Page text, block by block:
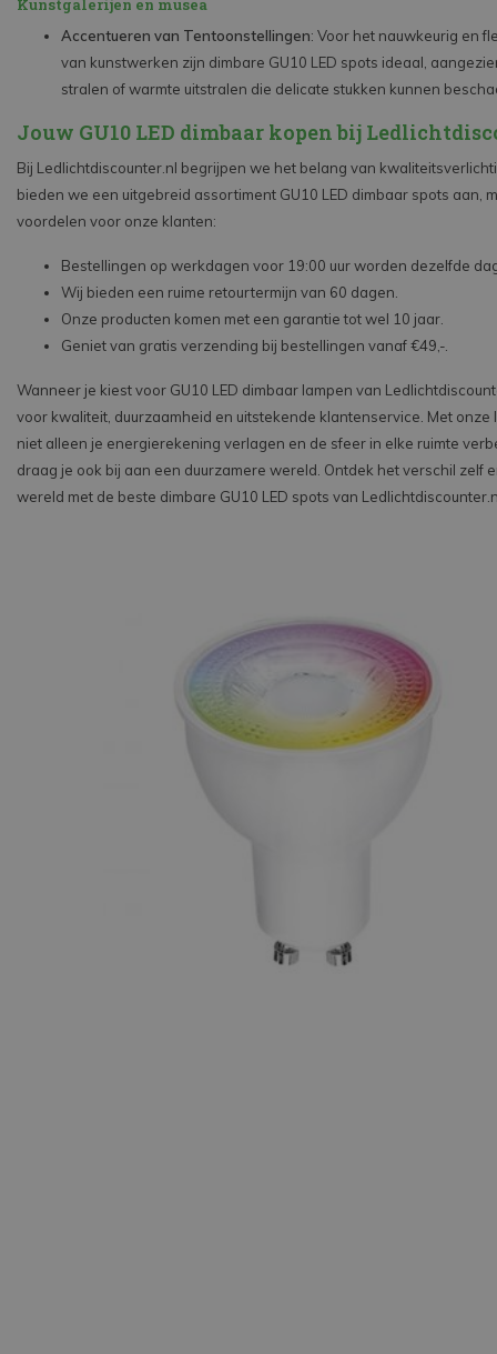
Kunstgalerijen en musea
Accentueren van Tentoonstellingen: Voor het nauwkeurig en
van kunstwerken zijn dimbare GU10 LED spots ideaal,
stralen of warmte uitstralen die delicate stukken kunnen
Jouw GU10 LED dimbaar kopen bij
Bij Ledlichtdiscounter.nl begrijpen we het belang van
bieden we een uitgebreid assortiment GU10 LED dimbaar spots aan,
voordelen voor onze klanten:
Bestellingen op werkdagen voor 19:00 uur worden dezelfde
Wij bieden een ruime retourtermijn van 60 dagen.
Onze producten komen met een garantie tot wel 10 jaar.
Geniet van gratis verzending bij bestellingen vanaf €49,-.
Wanneer je kiest voor GU10 LED dimbaar lampen van
voor kwaliteit, duurzaamheid en uitstekende klantenservice. Met onze
niet alleen je energierekening verlagen en de sfeer in elke ruimte
draag je ook bij aan een duurzamere wereld. Ontdek het verschil zelf
wereld met de beste dimbare GU10 LED spots van